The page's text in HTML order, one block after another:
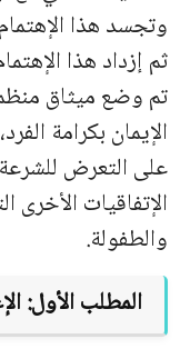
وتجسد هذا
ثم إزداد هذا
تم وضع ميثاق
الإيمان بكرامة
على التعرض
الإتفاقيات الأخرى
والطفولة.
المطلب الأول: